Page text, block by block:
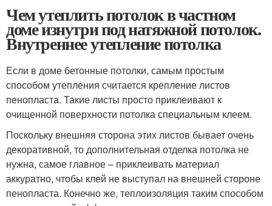
Чем утеплить потолок в частном
доме изнутри под натяжной потолок.
Внутреннее утепление потолка
Если в доме бетонные потолки, самым простым
способом утепления считается крепление листов
пенопласта. Такие листы просто приклеивают к
очищенной поверхности потолка специальным клеем.
Поскольку внешняя сторона этих листов бывает очень
декоративной, то дополнительная отделка потолка не
нужна, самое главное – приклеивать материал
аккуратно, чтобы клей не выступал на внешней стороне
пенопласта. Конечно же, теплоизоляция таким способом